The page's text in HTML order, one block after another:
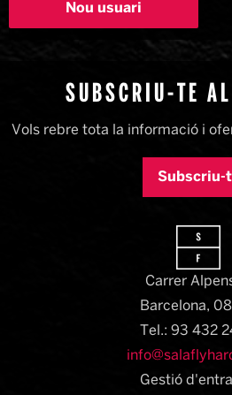
Crear
Nou usuari
SUBSCRIU-TE AL
Vols rebre tota la informació i
Subscriu-
Carrer
Barcelona,
Tel.: 93 432
Gestió